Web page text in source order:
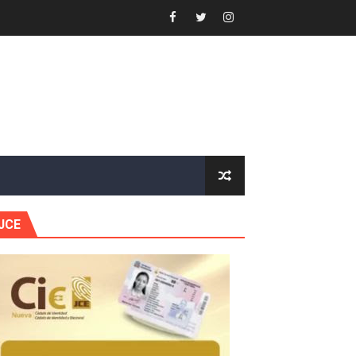
en Manabao
y Ejército RD
Justicia.
mujer presidente de la República
después
Norte